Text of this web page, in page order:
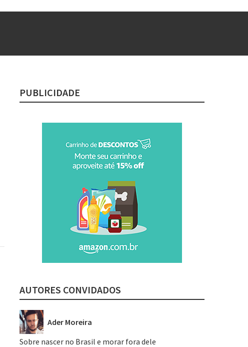
PUBLICIDADE
AUTORES CONVIDADOS
Ader Moreira
Sobre nascer no Brasil e morar fora dele